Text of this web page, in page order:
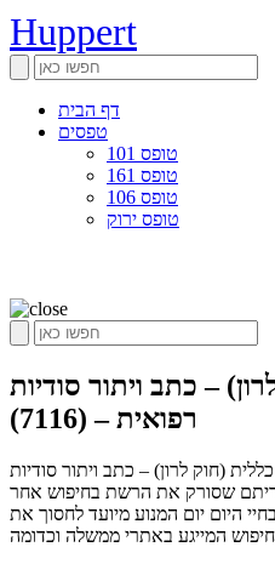
Huppert
דף הבית
טפסים
טופס 101
טופס 161
טופס 106
טופס ירוק
– כתב ויתור סודיות
רפואית – (7116)
(חוק לרון) – כתב ויתור סודיות
הינו אלגוריתם שסורק את הרשת בחיפוש אחר
היום יום המנוע מיועד לחסוך את
המייגע באתרי ממשלה וכדומה